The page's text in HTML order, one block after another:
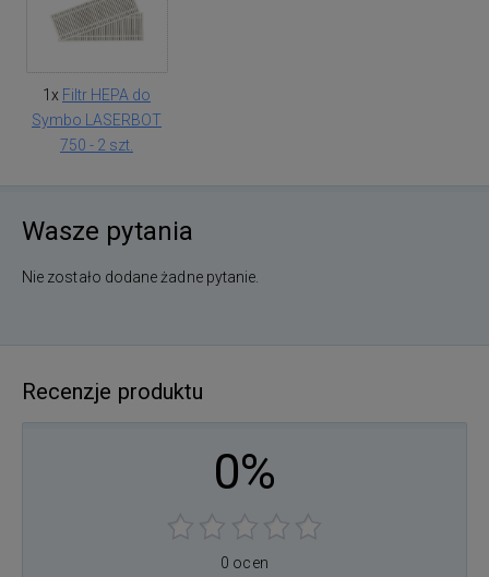
1x Filtr HEPA do
Symbo LASERBOT
750 - 2 szt.
Wasze pytania
Nie zostało dodane żadne pytanie.
Recenzje produktu
0%
0 ocen